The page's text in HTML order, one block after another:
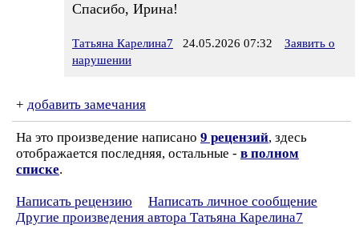
Спасибо, Ирина!
Татьяна Карелина7 24.05.2026 07:32
Заявить о
нарушении
+ добавить замечания
На это произведение написано 9 рецензий, здесь
отображается последняя, остальные - в полном
списке.
Написать рецензию
Написать личное сообщение
Другие произведения автора Татьяна Карелина7